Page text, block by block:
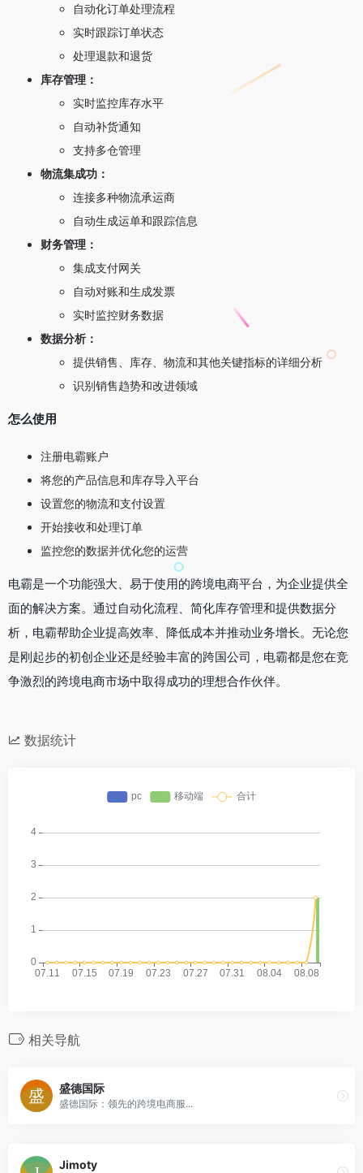
自动化订单处理流程
实时跟踪订单状态
处理退款和退货
库存管理：
实时监控库存水平
自动补货通知
支持多仓管理
物流集成功：
连接多种物流承运商
自动生成运单和跟踪信息
财务管理：
集成支付网关
自动对账和生成发票
实时监控财务数据
数据分析：
提供销售、库存、物流和其他关键指标的详细分析
识别销售趋势和改进领域
怎么使用
注册电霸账户
将您的产品信息和库存导入平台
设置您的物流和支付设置
开始接收和处理订单
监控您的数据并优化您的运营
电霸是一个功能强大、易于使用的跨境电商平台，为企业提供全
面的解决方案。通过自动化流程、简化库存管理和提供数据分
析，电霸帮助企业提高效率、降低成本并推动业务增长。无论您
是刚起步的初创企业还是经验丰富的跨国公司，电霸都是您在竞
争激烈的跨境电商市场中取得成功的理想合作伙伴。
数据统计
相关导航
盛德国际
盛德国际：领先的跨境电商服...
Jimoty